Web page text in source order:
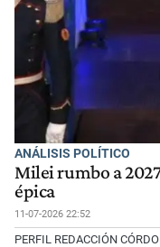
ANÁLISIS POLÍTICO
Milei rumbo a
épica
11-07-2026 22:52
PERFIL REDACCIÓN